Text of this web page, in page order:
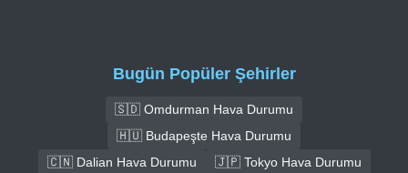
Bugün Popüler Şehirler
🇸🇩 Omdurman Hava Durumu
🇭🇺 Budapeşte Hava Durumu
🇨🇳 Dalian Hava Durumu
🇯🇵 Tokyo Hava Durumu